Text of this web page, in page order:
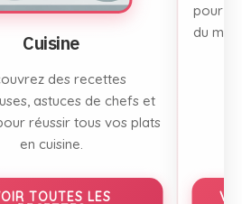
Cuisine
des recettes
astuces de chefs et
réussir tous vos plats
en cuisine.
TOUTES LES
pour
du